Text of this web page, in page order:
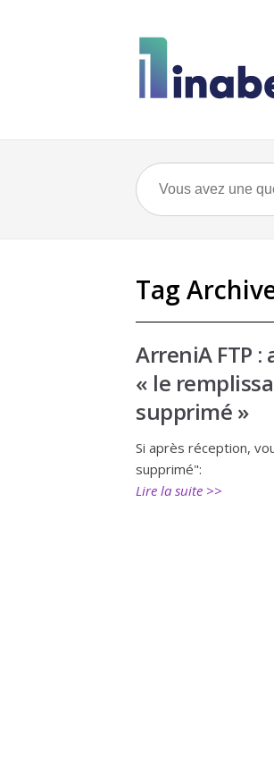
Tag
ArreniA FTP
« le
supprimé »
Si après réception,
supprimé":
Lire la suite >>